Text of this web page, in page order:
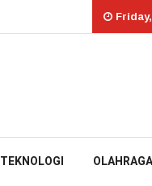
TEKNOLOGI OLAHRAGA